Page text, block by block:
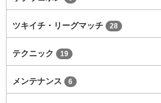
ツキイチ・リーグマッチ 28
テクニック 19
メンテナンス 6